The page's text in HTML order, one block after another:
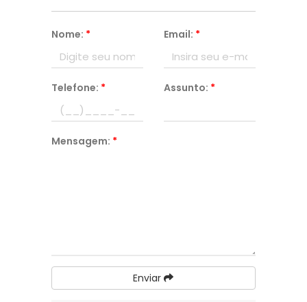
Nome: * Email: *
Telefone: * Assunto: *
Mensagem: *
Enviar